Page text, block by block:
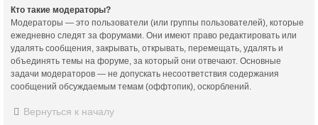
Кто такие модераторы?
Модераторы — это пользователи (или группы пользователей), которые
ежедневно следят за форумами. Они имеют право редактировать или
удалять сообщения, закрывать, открывать, перемещать, удалять и
объединять темы на форуме, за который они отвечают. Основные
задачи модераторов — не допускать несоответствия содержания
сообщений обсуждаемым темам (оффтопик), оскорблений.
Вернуться к началу